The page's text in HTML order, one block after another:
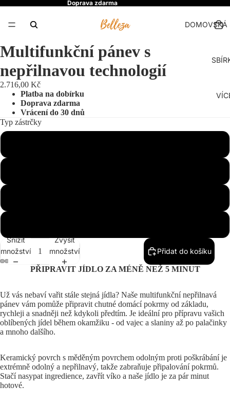
Doprava zdarma
DOMOVSKÁ
Multifunkční pánev s
nepřilnavou technologií
2.716,00 Kč
Platba na dobírku
Doprava zdarma
Vrácení do 30 dnů
Typ zástrčky
Snížit
množství
Zvýšit
množství
Přidat do košíku
PŘIPRAVIT JÍDLO ZA MÉNĚ NEŽ 5 MINUT
Už vás nebaví vařit stále stejná jídla? Naše multifunkční nepřilnavá
pánev vám pomůže připravit chutné domácí pokrmy od základu,
rychleji a snadněji než kdykoli předtím. Je ideální pro přípravu vašich
oblíbených jídel během okamžiku - od vajec a slaniny až po palačinky
a mnoho dalšího.
Keramický povrch s měděným povrchem odolným proti poškrábání je
extrémně odolný a nepřilnavý, takže zabraňuje připalování pokrmů.
Stačí nasypat ingredience, zavřít víko a naše jídlo je za pár minut
hotové.